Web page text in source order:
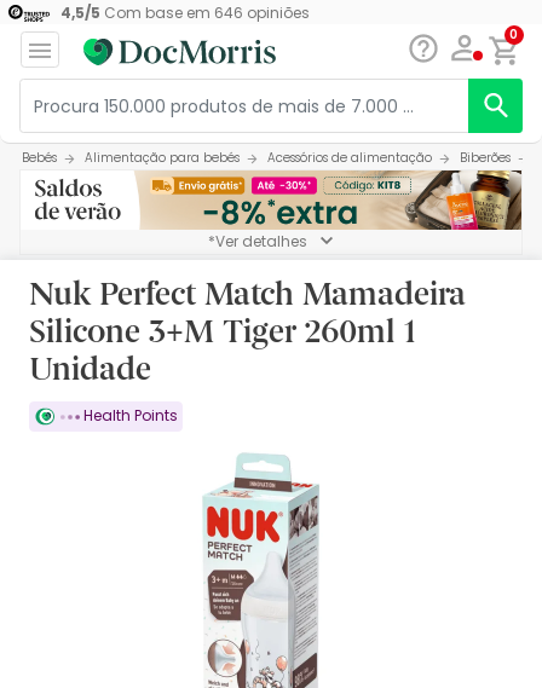
4,5/5 Com base em 646 opiniões
0
Bebés Alimentação para bebés Acessórios de alimentação Biberões
*Ver detalhes
Nuk Perfect Match Mamadeira
Silicone 3+M Tiger 260ml 1
Unidade
Health Points